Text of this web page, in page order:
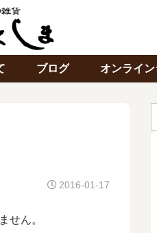
ブログ オンライ
2016-01-17
せん。